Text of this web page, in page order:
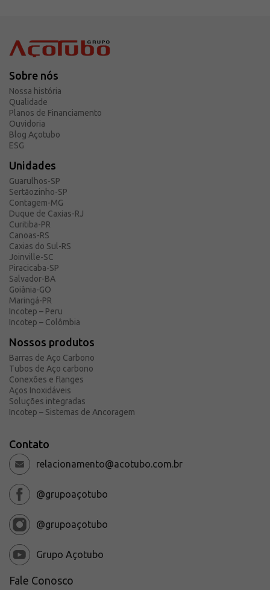
Sobre nós
Nossa história
Qualidade
Planos de Financiamento
Ouvidoria
Blog Açotubo
ESG
Unidades
Guarulhos-SP
Sertãozinho-SP
Contagem-MG
Duque de Caxias-RJ
Curitiba-PR
Canoas-RS
Caxias do Sul-RS
Joinville-SC
Piracicaba-SP
Salvador-BA
Goiânia-GO
Maringá-PR
Incotep – Peru
Incotep – Colômbia
Nossos produtos
Barras de Aço Carbono
Tubos de Aço carbono
Conexões e flanges
Aços Inoxidáveis
Soluções integradas
Incotep – Sistemas de Ancoragem
Contato
relacionamento@acotubo.com.br
@grupoaçotubo
@grupoaçotubo
Grupo Açotubo
Fale Conosco